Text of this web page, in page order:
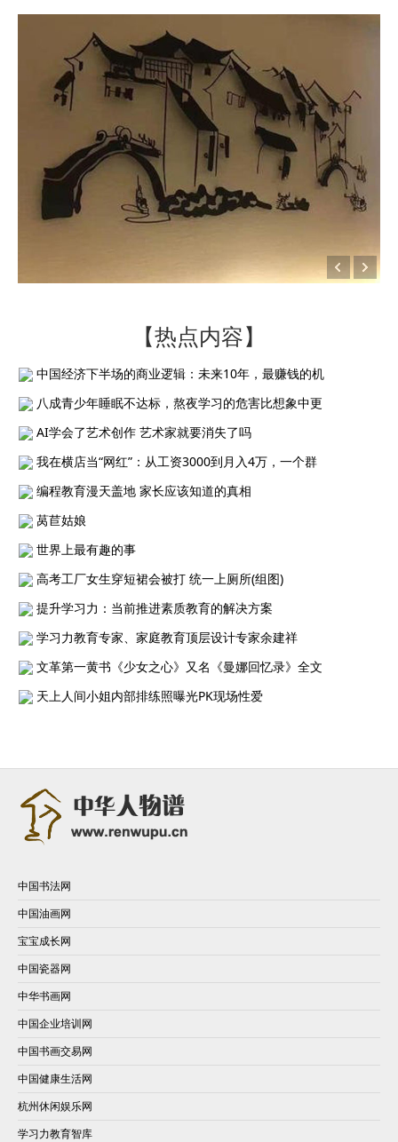
【热点内容】
中国经济下半场的商业逻辑：未来10年，最赚钱的机
八成青少年睡眠不达标，熬夜学习的危害比想象中更
AI学会了艺术创作 艺术家就要消失了吗
我在横店当“网红”：从工资3000到月入4万，一个群
编程教育漫天盖地 家长应该知道的真相
莴苣姑娘
世界上最有趣的事
高考工厂女生穿短裙会被打 统一上厕所(组图)
提升学习力：当前推进素质教育的解决方案
学习力教育专家、家庭教育顶层设计专家余建祥
文革第一黄书《少女之心》又名《曼娜回忆录》全文
天上人间小姐内部排练照曝光PK现场性爱
中国书法网
中国油画网
宝宝成长网
中国瓷器网
中华书画网
中国企业培训网
中国书画交易网
中国健康生活网
杭州休闲娱乐网
学习力教育智库